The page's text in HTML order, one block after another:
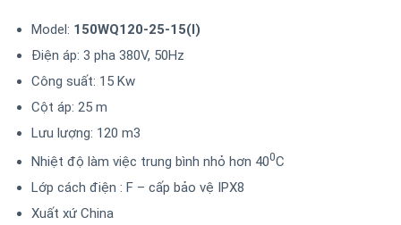
Model: 150WQ120-25-15(I)
Điện áp: 3 pha 380V, 50Hz
Công suất: 15 Kw
Cột áp: 25 m
Lưu lượng: 120 m3
Nhiệt độ làm việc trung bình nhỏ hơn 400C
Lớp cách điện : F – cấp bảo vệ IPX8
Xuất xứ China